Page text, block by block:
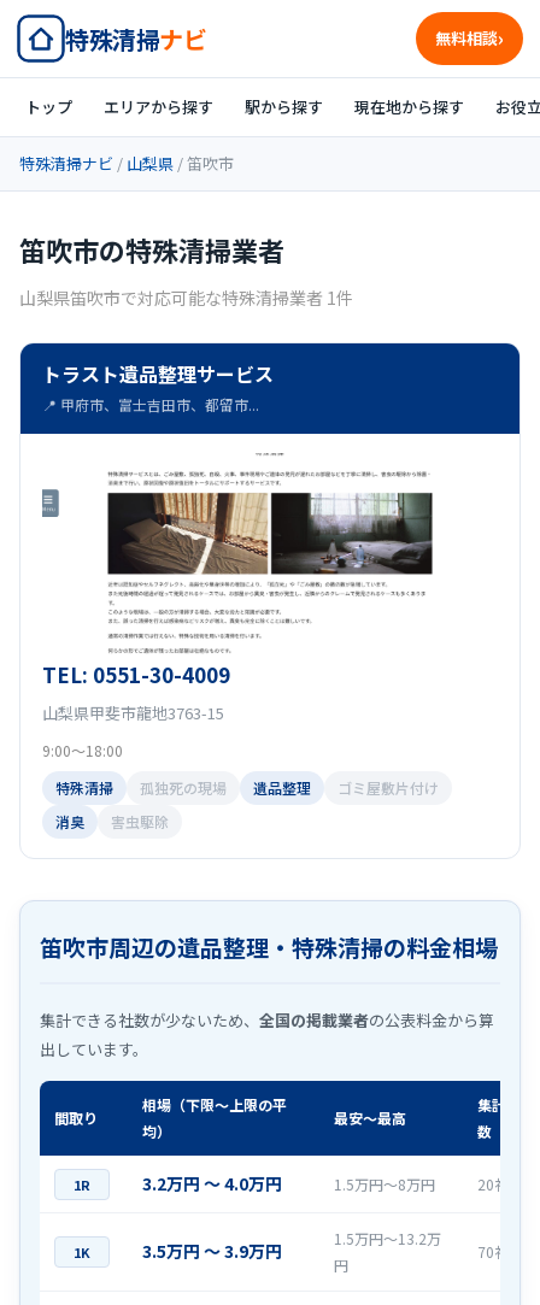
特殊清掃ナビ 無料相談
トップ エリアから探す 駅から探す 現在地から探す お役
特殊清掃ナビ / 山梨県 / 笛吹市
笛吹市の特殊清掃業者
山梨県笛吹市で対応可能な特殊清掃業者 1件
トラスト遺品整理サービス
📍 甲府市、富士吉田市、都留市...
TEL: 0551-30-4009
山梨県甲斐市龍地3763-15
9:00～18:00
特殊清掃
孤独死の現場 遺品整理
ゴミ屋敷片付け
消臭
害虫駆除
笛吹市周辺の遺品整理・特殊清掃の料金相場
集計できる社数が少ないため、 全国の掲載業者の公表料金から算
出しています。
間取り
相場（下限〜上限の平
均）
最安〜最高
集計社
数
1R 3.2万円 〜 4.0万円 1.5万円〜8万円 20社
1K 3.5万円 〜 3.9万円
1.5万円〜13.2万
円
70社